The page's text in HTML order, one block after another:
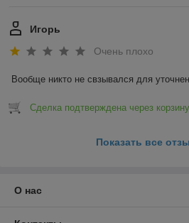
Игорь
Очень плохо
Вообще никто не свзывался для
Сделка подтверждена через корзину
Показать все
О нас